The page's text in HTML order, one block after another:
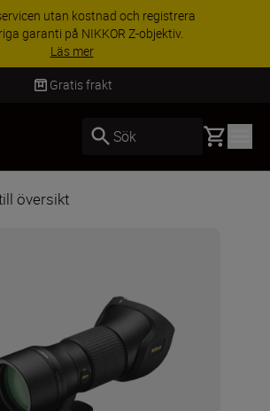
utan kostnad och registrera
garanti på NIKKOR Z-objektiv.
Läs mer
Gratis frakt
Sök Basket
översikt